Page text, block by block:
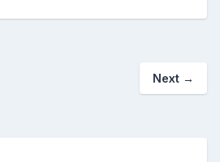
Next →